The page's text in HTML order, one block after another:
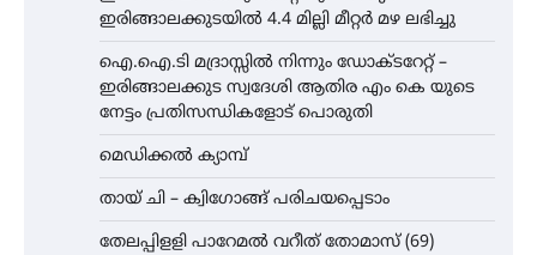
ഇരിങ്ങാലക്കുടയിൽ 4.4 മില്ലി മീറ്റർ മഴ ലഭിച്ചു
ഐ.ഐ.ടി മദ്രാസ്സിൽ നിന്നും ഡോക്ടറേറ്റ് –
ഇരിങ്ങാലക്കുട സ്വദേശി ആതിര എം കെ യുടെ
നേട്ടം പ്രതിസന്ധികളോട് പൊരുതി
മെഡിക്കൽ ക്യാമ്പ്
തായ് ചി – ക്വിഗോങ്ങ് പരിചയപ്പെടാം
തേലപ്പിളളി പാറേമൽ വറീത് തോമാസ് (69)